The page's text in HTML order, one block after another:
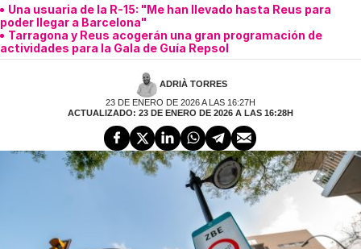
Una usuaria de la R-15: "Me han llevado hasta Reus para
poder llegar a Barcelona"
Tarragona y Reus acogerán una gran programación de
actividades para la Gala de Guía Repsol
ADRIÀ TORRES
23 DE ENERO DE 2026 A LAS 16:27H
ACTUALIZADO: 23 DE ENERO DE 2026 A LAS 16:28H